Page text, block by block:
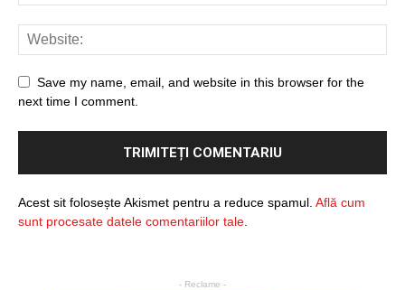
Save my name, email, and website in this browser for the
next time I comment.
Acest sit folosește Akismet pentru a reduce spamul. Află cum
sunt procesate datele comentariilor tale
- Reclame -